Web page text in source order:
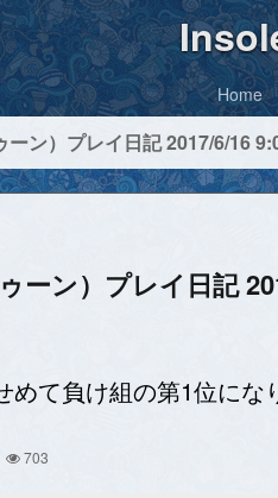
Home
ン）プレイ日記 2017/6/16
ーン）プレイ日記
て負け組の第1位にな
703